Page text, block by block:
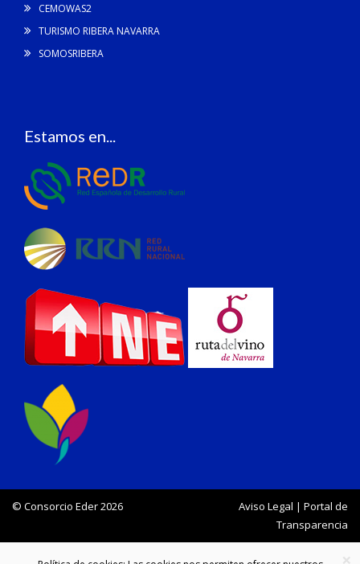
CEMOWAS2
TURISMO RIBERA NAVARRA
SOMOSRIBERA
Estamos en...
© Consorcio Eder 2026 Aviso Legal | Portal de
Transparencia
×